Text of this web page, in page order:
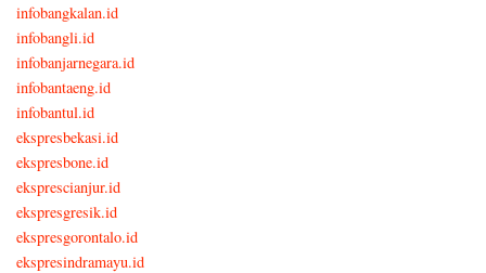
infobangkalan.id
infobangli.id
infobanjarnegara.id
infobantaeng.id
infobantul.id
ekspresbekasi.id
ekspresbone.id
eksprescianjur.id
ekspresgresik.id
ekspresgorontalo.id
ekspresindramayu.id